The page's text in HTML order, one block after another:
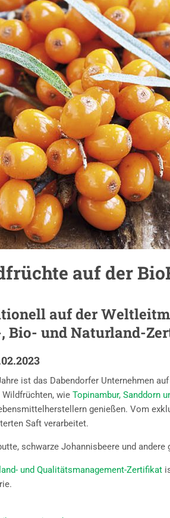
auf der
auf der
Bio- und Naturland-
ist das Dabendorfer Unternehmen
wie Topinambur, Sanddorn
genießen. Vom
Saft verarbeitet.
schwarze Johannisbeere und
und Qualitätsmanagement-Zertifikat